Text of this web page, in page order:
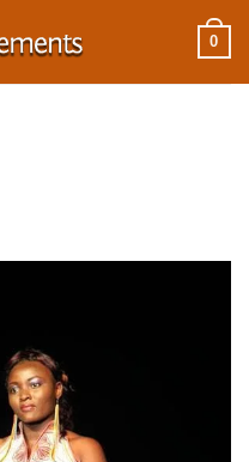
0